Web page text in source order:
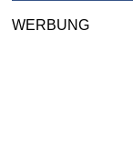
WERBUNG